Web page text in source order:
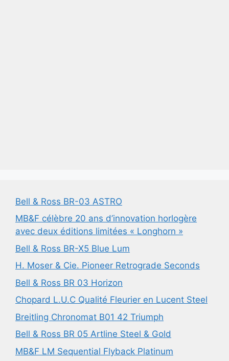
Bell & Ross BR-03 ASTRO
MB&F célèbre 20 ans d’innovation horlogère
avec deux éditions limitées « Longhorn »
Bell & Ross BR-X5 Blue Lum
H. Moser & Cie. Pioneer Retrograde Seconds
Bell & Ross BR 03 Horizon
Chopard L.U.C Qualité Fleurier en Lucent Steel
Breitling Chronomat B01 42 Triumph
Bell & Ross BR 05 Artline Steel & Gold
MB&F LM Sequential Flyback Platinum